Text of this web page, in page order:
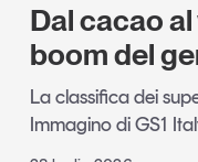
Dal cacao
boom del
La classifica dei
Immagino di GS1